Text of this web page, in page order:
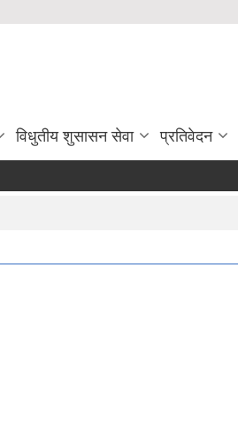
विधुतीय शुसासन सेवा प्रतिवेदन